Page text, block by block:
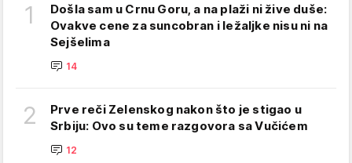
1
Došla sam u Crnu Goru, a na plaži ni žive duše:
Ovakve cene za suncobran i ležaljke nisu ni na
Sejšelima
14
2
Prve reči Zelenskog nakon što je stigao u
Srbiju: Ovo su teme razgovora sa Vučićem
12